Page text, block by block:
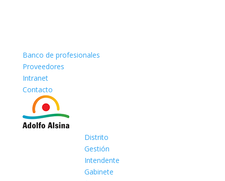
Banco de profesionales
Proveedores
Intranet
Contacto
Distrito
Gestión
Intendente
Gabinete